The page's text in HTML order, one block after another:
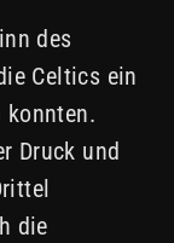
des
Celtics ein
konnten.
Druck und
die